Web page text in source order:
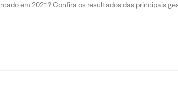
em 2021? Confira os resultados das principais